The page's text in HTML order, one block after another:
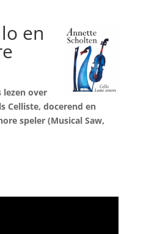
en
lezen over
Celliste, docerend en
speler (Musical Saw,